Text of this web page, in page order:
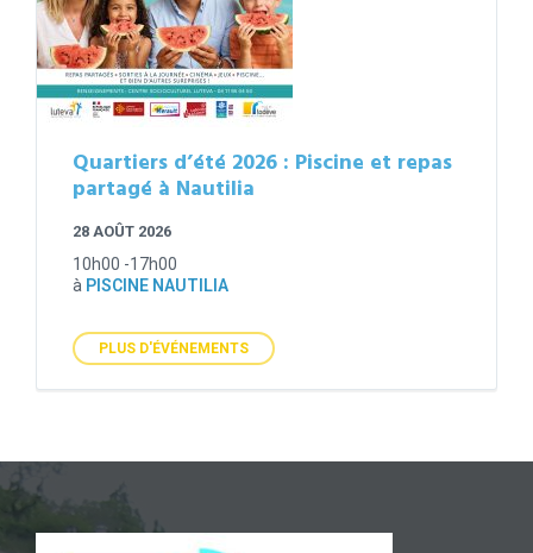
Quartiers d’été 2026 : Piscine et repas
partagé à Nautilia
28 AOÛT 2026
10h00 -17h00
à PISCINE NAUTILIA
PLUS D'ÉVÉNEMENTS